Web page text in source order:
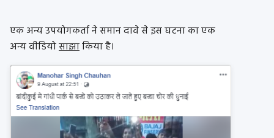
एक अन्य उपयोगकर्ता ने समान दावे से इस घटना का एक
अन्य वीडियोसाझाकिया है।